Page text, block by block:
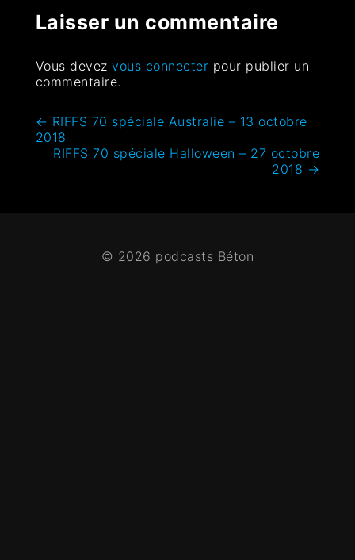
Laisser un commentaire
Vous devezvous connecter pour publier un
commentaire.
← RIFFS 70 spéciale Australie – 13 octobre
2018
RIFFS 70 spéciale Halloween – ‎27 ‎octobre
‎2018 →
© 2026 podcasts Béton